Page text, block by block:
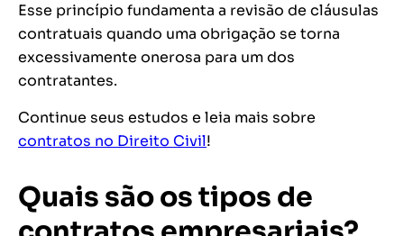
Esse princípio fundamenta a revisão de cláusulas
contratuais quando uma obrigação se torna
excessivamente onerosa para um dos
contratantes.
Continue seus estudos e leia mais sobre
contratos no Direito Civil!
Quais são os tipos de